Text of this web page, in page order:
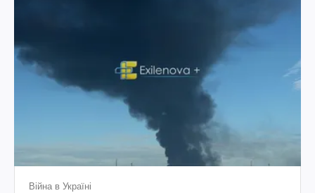
Війна в Україні